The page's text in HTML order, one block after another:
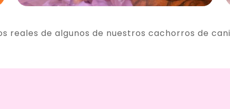
reales de algunos de nuestros cachorros de